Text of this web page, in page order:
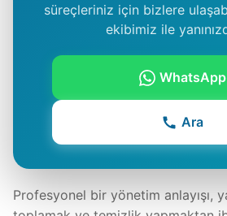
süreçleriniz için bizlere
ekibimiz ile
WhatsApp
Ara
Profesyonel bir yönetim anlayışı,